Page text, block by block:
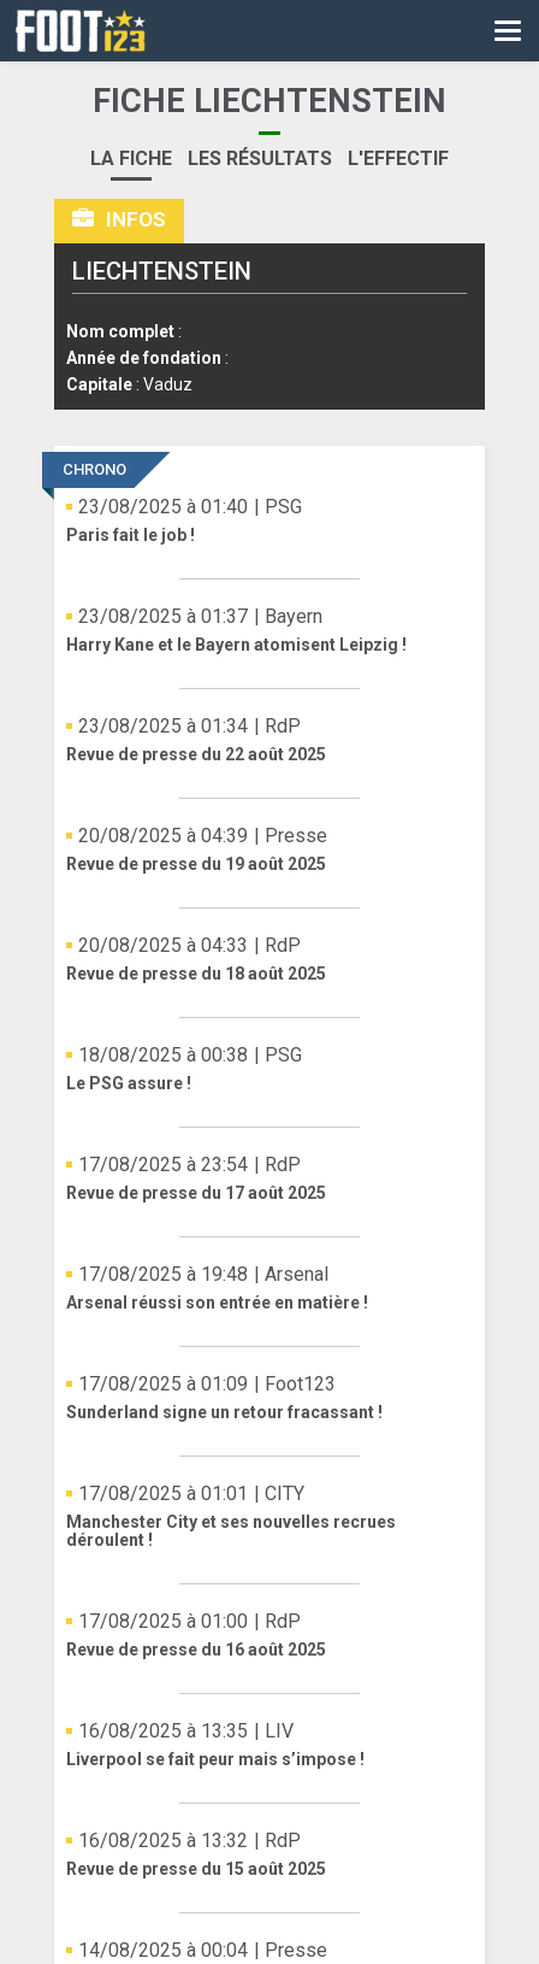
CM
LIGUE DES CHAMPIONS
PALMARÈS
LES DIRECTS
LIGUE 1
LIGUE 2
COUPE DE FRANCE
COUPE DE LA LIGUE
ALLEMAGNE
FICHE LIECHTENSTEIN
LA FICHE LES RÉSULTATS L'EFFECTIF
INFOS
LIECHTENSTEIN
Nom complet :
Année de fondation :
Capitale : Vaduz
CHRONO
23/08/2025 à 01:40 | PSG
Paris fait le job !
23/08/2025 à 01:37 | Bayern
Harry Kane et le Bayern atomisent Leipzig !
23/08/2025 à 01:34 | RdP
Revue de presse du 22 août 2025
20/08/2025 à 04:39 | Presse
Revue de presse du 19 août 2025
20/08/2025 à 04:33 | RdP
Revue de presse du 18 août 2025
18/08/2025 à 00:38 | PSG
Le PSG assure !
17/08/2025 à 23:54 | RdP
Revue de presse du 17 août 2025
17/08/2025 à 19:48 | Arsenal
Arsenal réussi son entrée en matière !
17/08/2025 à 01:09 | Foot123
Sunderland signe un retour fracassant !
17/08/2025 à 01:01 | CITY
Manchester City et ses nouvelles recrues
déroulent !
17/08/2025 à 01:00 | RdP
Revue de presse du 16 août 2025
16/08/2025 à 13:35 | LIV
Liverpool se fait peur mais s’impose !
16/08/2025 à 13:32 | RdP
Revue de presse du 15 août 2025
14/08/2025 à 00:04 | Presse